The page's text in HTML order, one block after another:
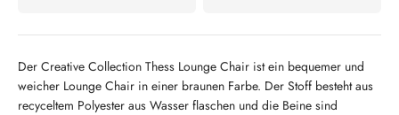
Der Creative Collection Thess Lounge Chair ist ein bequemer und
weicher Lounge Chair in einer braunen Farbe. Der Stoff besteht aus
recyceltem Polyester aus Wasser flaschen und die Beine sind